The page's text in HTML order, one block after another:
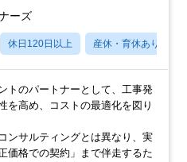
ーズ
休日120日以上 産休・育休あり
トのパートナーとして、工事発
を高め、コストの最適化を図り
ンサルティングとは異なり、実
価格での契約」まで伴走するた